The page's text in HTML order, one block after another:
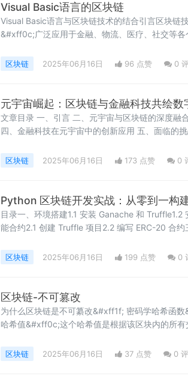
Visual Basic语言的区块链
Visual Basic语言与区块链技术的结合引言区块链
&#xff0c;广泛应用于金融、物流、医疗、社交等各
关注。然而&#xff0c;许多区块链平台主要采用
言进行开发&#xff0c;而较少有人关注
区块链 2025年06月16日 96 点赞 0
元宇宙崛起：区块链与金融科技共绘数
文章目录 一、引言 二、元宇宙与区块链的深度融合 三、区块链在元宇宙金融中的应用
四、金融科技在元宇宙中的创新应用 五、面临的挑
的视野&#xff0c;成为数字时代的新宠。在这个虚
与金融科技正扮演着越来越重要
区块链 2025年06月16日 173 点赞 0
Python 区块链开发实战：从零到一构
目录一、环境搭建1.1 安装 Ganache 和
能合约2.1 创建 Truffle 项目2.2 编写 ERC-20 合
五、总结随着区块链技术的快速发展&#xff0c;智能
区块链 2025年06月16日 199 点赞 0
区块链-不可篡改
为什么区块链是不可纂改&#xff1f; 密码学哈希函数&#xff1a;每个区块都包含一个唯一的
哈希值&#xff0c;这个哈希值是根据该区块内的所
是一点点&#xff0c;该区块的哈希值也会完全改变
因为每个新区块都会引用前一个
区块链 2025年06月16日 37 点赞 0